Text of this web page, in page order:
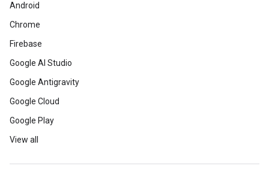
Android
Chrome
Firebase
Google AI Studio
Google Antigravity
Google Cloud
Google Play
View all